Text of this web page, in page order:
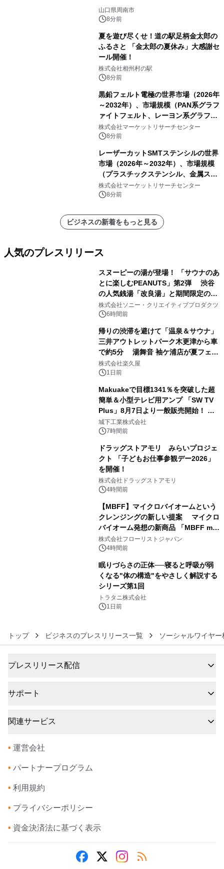
山口県周南市
8分前
夏を遊び尽くせ！道の駅足柄金太郎の
ふるさと 「金太郎の夏休み」大感謝セ
ール開催！
株式会社相州村の駅
8分前
黒鉛フェルト電極の世界市場（2026年
～2032年）、市場規模（PAN系グラフ
ァイトフェルト、レーヨン系グラファ
イトフェルト、ピッチ系グラファイト
フェルト）・分析レポートを発表
株式会社マーケットリサーチセンター
8分前
レーザーカットSMTステンシルの世界
市場（2026年～2032年）、市場規模
（プラスチックステンシル、金属ステ
ンシル）・分析レポートを発表
株式会社マーケットリサーチセンター
8分前
ビジネスの新着をもっと見る
人気のプレスリリース
スヌーピーの湯が登場！ 「サウナのあ
とに楽しむPEANUTS」第2弾 渋谷
の人気銭湯「改良湯」と期間限定のコ
ラボレーション サウナイキタイコラ
ボグッズも発売決定！
株式会社ソニー・クリエイティブプロダクツ
6時間前
帰りの渋滞を避けて「温泉＆サウナ」
三井アウトレットパーク木更津から車
で約5分 湯舞音 袖ケ浦店が夏フェア
メニューを提供
株式会社楽久屋
1日前
Makuakeで目標1341％を突破した超
簡単＆小型テレビ用アンプ 「SW TV
Plus」8月7日より一般販売開始！ ケ
ーブル1本つなぐだけ、テレビの音が
ぐっと豊かに
城下工業株式会社
7時間前
ドラッグストアモリ みらいプロジェ
クト 「子どもお仕事参観デー2026」
を開催！
株式会社ドラッグストアモリ
4時間前
【MBFF】マイクロバイオームという
クレンジングの新しい提案 マイクロ
バイオーム発想の新商品 「MBFF mb
クレンジングPRO」を2026年8月6日
発売
株式会社フローリストジャパン
4時間前
眠りづらさの正体──寝ると呼吸が弱
くなる"体の構造"をやさしく解説する
シリーズ第1回
トラタニ株式会社
1日前
トップ ビジネスのプレスリリース一覧 ソーシャルワイヤ
プレスリリース配信
サポート
関連サービス
• 運営会社
• パートナープログラム
• 利用規約
• プライバシーポリシー
• 資金決済法に基づく表示